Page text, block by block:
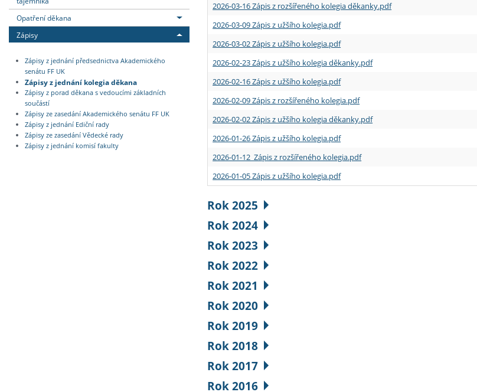
Opatření děkana
Zápisy
Zápisy z jednání předsednictva Akademického
senátu FF UK
Zápisy z jednání kolegia děkana
Zápisy z porad děkana s vedoucími základních
součástí
Zápisy ze zasedání Akademického senátu FF UK
Zápisy z jednání Ediční rady
Zápisy ze zasedání Vědecké rady
Zápisy z jednání komisí fakulty
2026-03-16 Zápis z rozšířeného kolegia děkanky.pdf
2026-03-09 Zápis z užšího kolegia.pdf
2026-03-02 Zápis z užšího kolegia.pdf
2026-02-23 Zápis z užšího kolegia děkanky.pdf
2026-02-16 Zápis z užšího kolegia.pdf
2026-02-09 Zápis z rozšířeného kolegia.pdf
2026-02-02 Zápis z užšího kolegia děkanky.pdf
2026-01-26 Zápis z užšího kolegia.pdf
2026-01-12 Zápis z rozšířeného kolegia.pdf
2026-01-05 Zápis z užšího kolegia.pdf
Rok 2025
Rok 2024
Rok 2023
Rok 2022
Rok 2021
Rok 2020
Rok 2019
Rok 2018
Rok 2017
Rok 2016